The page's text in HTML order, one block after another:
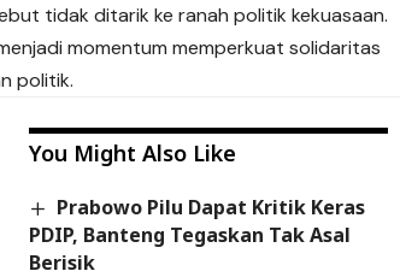
tidak ditarik ke ranah politik kekuasaan.
momentum memperkuat solidaritas
politik.
You Might Also Like
Prabowo Pilu Dapat Kritik Keras
PDIP, Banteng Tegaskan Tak Asal
Berisik